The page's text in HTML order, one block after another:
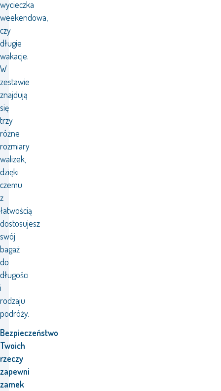
wycieczka
weekendowa,
czy
długie
wakacje.
W
zestawie
znajdują
się
trzy
różne
rozmiary
walizek,
dzięki
czemu
z
łatwością
dostosujesz
swój
bagaż
do
długości
i
rodzaju
podróży.
Bezpieczeństwo
Twoich
rzeczy
zapewni
zamek